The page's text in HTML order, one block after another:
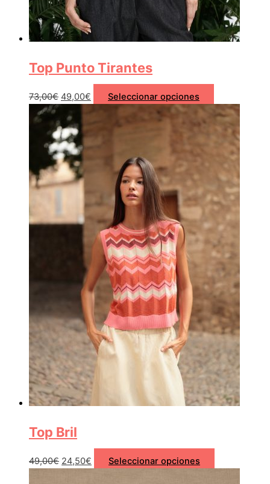
Top Punto Tirantes
73,00€ 49,00€ Seleccionar opciones
Top Bril
49,00€ 24,50€ Seleccionar opciones